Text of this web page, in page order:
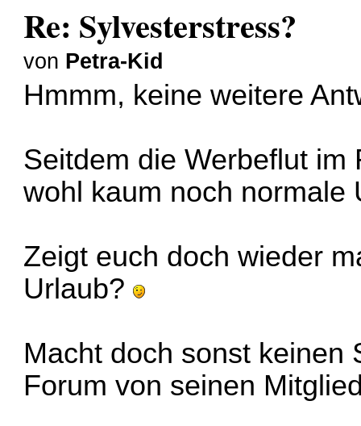
Re: Sylvesterstress?
von Petra-Kid
Hmmm, keine weitere
Seitdem die Werbeflut
wohl kaum noch normale
Zeigt euch doch wieder
Urlaub?
Macht doch sonst keinen
Forum von seinen